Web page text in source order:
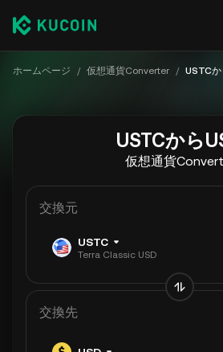
ホームページ / 仮想通貨Converter / USTCか
USTCから
仮想通貨
交換元
USTC
Terra Classic USD
交換先